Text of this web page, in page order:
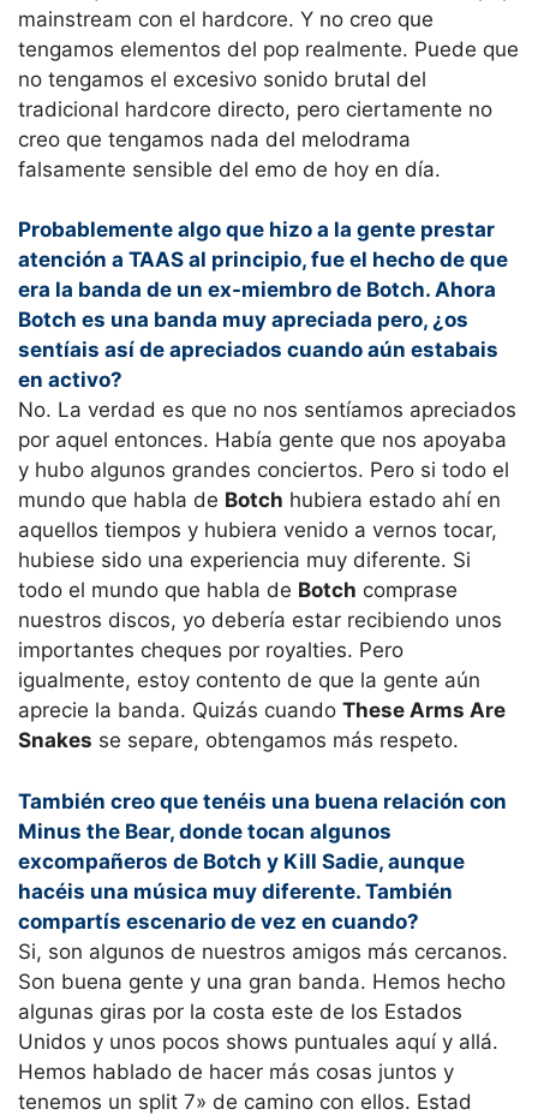
mainstream con el hardcore. Y no creo que
tengamos elementos del pop realmente. Puede que
no tengamos el excesivo sonido brutal del
tradicional hardcore directo, pero ciertamente no
creo que tengamos nada del melodrama
falsamente sensible del emo de hoy en día.
Probablemente algo que hizo a la gente prestar
atención a TAAS al principio, fue el hecho de que
era la banda de un ex-miembro de Botch. Ahora
Botch es una banda muy apreciada pero, ¿os
sentíais así de apreciados cuando aún estabais
en activo?
No. La verdad es que no nos sentíamos apreciados
por aquel entonces. Había gente que nos apoyaba
y hubo algunos grandes conciertos. Pero si todo el
mundo que habla de Botch hubiera estado ahí en
aquellos tiempos y hubiera venido a vernos tocar,
hubiese sido una experiencia muy diferente. Si
todo el mundo que habla de Botch comprase
nuestros discos, yo debería estar recibiendo unos
importantes cheques por royalties. Pero
igualmente, estoy contento de que la gente aún
aprecie la banda. Quizás cuando These Arms Are
Snakes se separe, obtengamos más respeto.
También creo que tenéis una buena relación con
Minus the Bear, donde tocan algunos
excompañeros de Botch y Kill Sadie, aunque
hacéis una música muy diferente. También
compartís escenario de vez en cuando?
Si, son algunos de nuestros amigos más cercanos.
Son buena gente y una gran banda. Hemos hecho
algunas giras por la costa este de los Estados
Unidos y unos pocos shows puntuales aquí y allá.
Hemos hablado de hacer más cosas juntos y
tenemos un split 7» de camino con ellos. Estad